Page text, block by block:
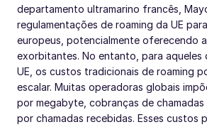
departamento ultramarino francês,
regulamentações de roaming da UE
europeus, potencialmente oferecendo
exorbitantes. No entanto, para aqueles
UE, os custos tradicionais de roaming
escalar. Muitas operadoras globais
por megabyte, cobranças de
por chamadas recebidas. Esses custos